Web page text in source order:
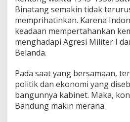
Binatang semakin tidak
memprihatinkan. Karena
keadaan mempertahankan
menghadapi Agresi Militer I
Belanda.
Pada saat yang bersamaan,
politik dan ekonomi yang
bangunnya kabinet. Maka,
Bandung makin merana.